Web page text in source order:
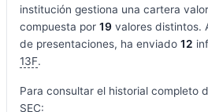
institución gestiona una cartera
compuesta por 19valores distintos.
de presentaciones, ha enviado 12
13F.
Para consultar el historial completo
SEC: